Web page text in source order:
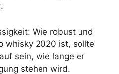
Wie robust und
whisky 2020 ist, sollte
sein, wie lange er
stehen wird.